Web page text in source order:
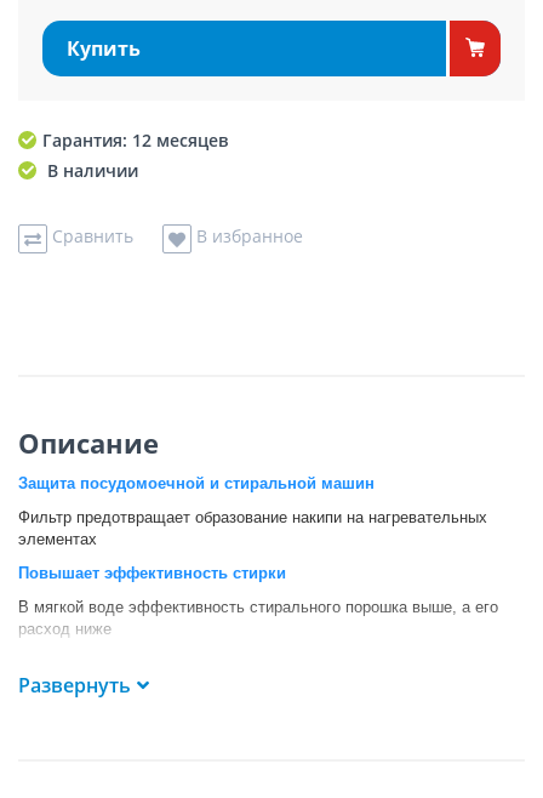
Купить
Гарантия: 12 месяцев
В наличии
Сравнить В избранное
Описание
Защита посудомоечной и стиральной машин
Фильтр предотвращает образование накипи на нагревательных
элементах
Повышает эффективность стирки
В мягкой воде эффективность стирального порошка выше, а его
расход ниже
Наполнитель не вызывает аллергию и безвреден для природы
Развернуть